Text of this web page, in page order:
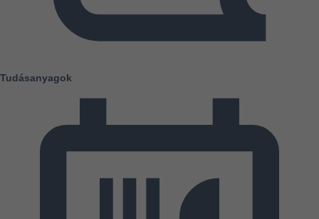
Tudásanyagok